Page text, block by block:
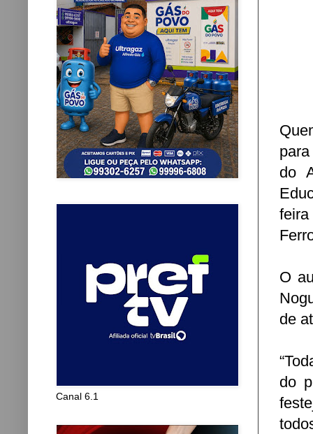
do
O
de
do
Canal 6.1